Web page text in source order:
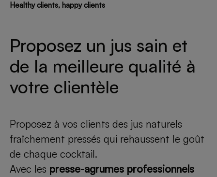
Healthy clients, happy clients
Proposez un jus sain et
de la meilleure qualité à
votre clientèle
Proposez à vos clients des jus naturels
fraîchement pressés qui rehaussent le goût
de chaque cocktail.
Avec les presse-agrumes professionnels